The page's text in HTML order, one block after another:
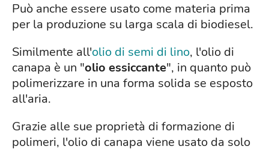
Può anche essere usato come materia prima
per la produzione su larga scala di biodiesel.
Similmente all'olio di semi di lino, l'olio di
canapa è un "olio essiccante", in quanto può
polimerizzare in una forma solida se esposto
all'aria.
Grazie alle sue proprietà di formazione di
polimeri, l'olio di canapa viene usato da solo